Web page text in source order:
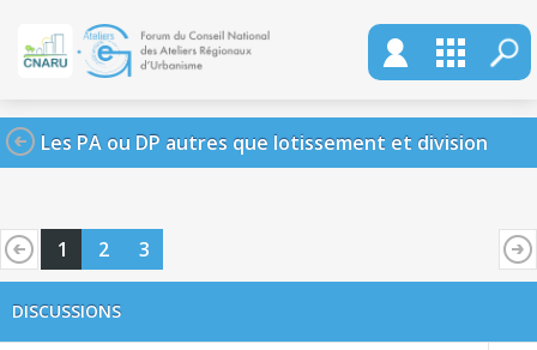
Les PA ou DP autres que lotissement et division
1 2 3
DISCUSSIONS